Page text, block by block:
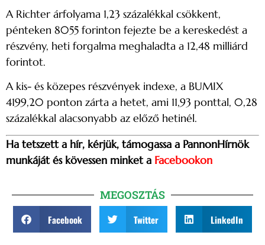
A Richter árfolyama 1,23 százalékkal csökkent,
pénteken 8055 forinton fejezte be a kereskedést a
részvény, heti forgalma meghaladta a 12,48 milliárd
forintot.
A kis- és közepes részvények indexe, a BUMIX
4199,20 ponton zárta a hetet, ami 11,93 ponttal, 0,28
százalékkal alacsonyabb az előző hetinél.
Ha tetszett a hír, kérjük, támogassa a PannonHírnök
munkáját és kövessen minket a Facebookon
MEGOSZTÁS
Facebook Twitter LinkedIn